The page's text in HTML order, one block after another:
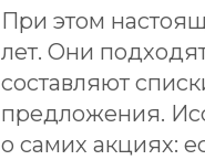
При этом
лет. Они
составляют
предложения.
о самих акциях: